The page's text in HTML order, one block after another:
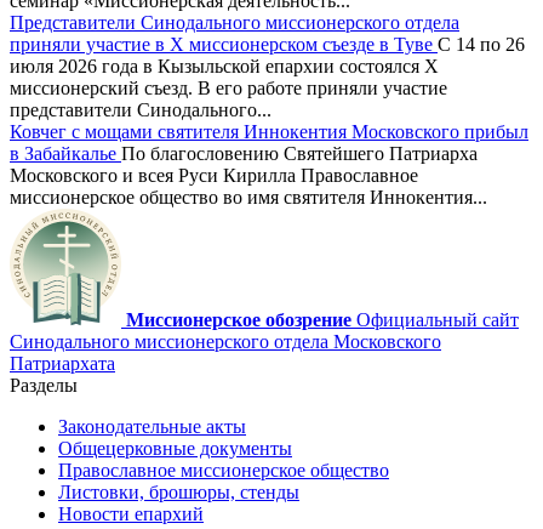
Представители Синодального миссионерского отдела
приняли участие в X миссионерском съезде в Туве С 14 по 26
июля 2026 года в Кызыльской епархии состоялся X
миссионерский съезд. В его работе приняли участие
представители Синодального...
Ковчег с мощами святителя Иннокентия Московского прибыл
в Забайкалье По благословению Святейшего Патриарха
Московского и всея Руси Кирилла Православное
миссионерское общество во имя святителя Иннокентия...
Миссионерское обозрение Официальный сайт
Синодального миссионерского отдела Московского
Патриархата
Разделы
Законодательные акты
Общецерковные документы
Православное миссионерское общество
Листовки, брошюры, стенды
Новости епархий